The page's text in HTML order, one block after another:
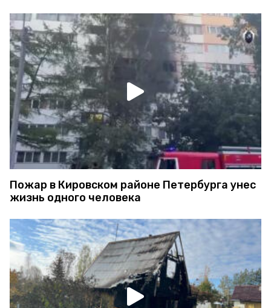
Пожар в Кировском районе Петербурга унес
жизнь одного человека